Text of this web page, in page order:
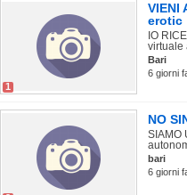
1
VIENI
erotic
IO
virtuale
Bari
6 giorni
NO
SIAMO
bari
6 giorni